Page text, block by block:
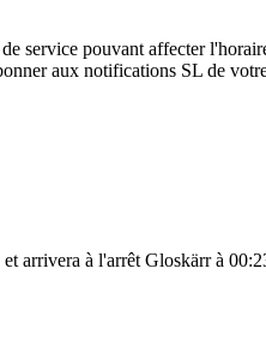
service pouvant affecter
aux notifications SL de
arrivera à l'arrêt Gloskärr à